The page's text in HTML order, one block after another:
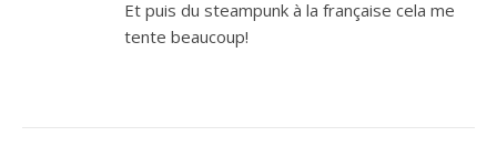
Et puis du steampunk à la française cela me
tente beaucoup!